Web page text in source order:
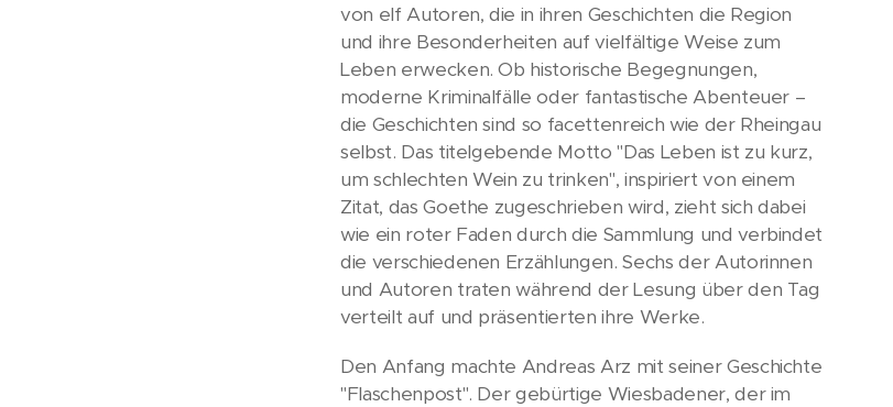
von elf Autoren, die in ihren Geschichten die Region
und ihre Besonderheiten auf vielfältige Weise zum
Leben erwecken. Ob historische Begegnungen,
moderne Kriminalfälle oder fantastische Abenteuer –
die Geschichten sind so facettenreich wie der Rheingau
selbst. Das titelgebende Motto "Das Leben ist zu kurz,
um schlechten Wein zu trinken", inspiriert von einem
Zitat, das Goethe zugeschrieben wird, zieht sich dabei
wie ein roter Faden durch die Sammlung und verbindet
die verschiedenen Erzählungen. Sechs der Autorinnen
und Autoren traten während der Lesung über den Tag
verteilt auf und präsentierten ihre Werke.
Den Anfang machte Andreas Arz mit seiner Geschichte
"Flaschenpost". Der gebürtige Wiesbadener, der im